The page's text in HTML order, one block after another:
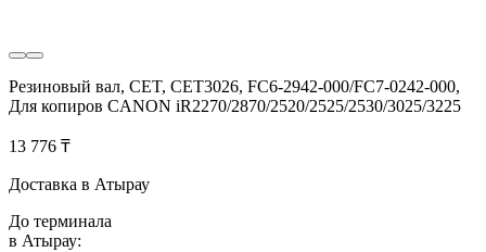
Резиновый вал, CET, CET3026, FC6-2942-000/FC7-0242-000,
Для копиров CANON iR2270/2870/2520/2525/2530/3025/3225
13 776 ₸
Доставка в Атырау
До терминала
в Атырау: